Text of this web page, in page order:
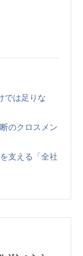
では足りな
のクロスメン
支える「全社